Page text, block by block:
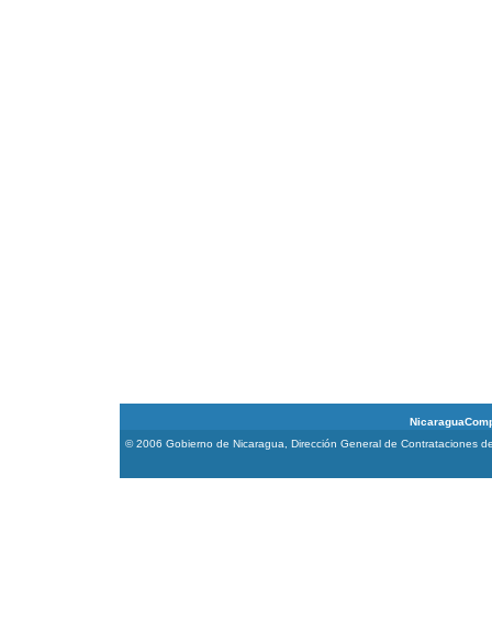
© 2006 Gobierno de Nicaragua, Dirección General de Contrataciones